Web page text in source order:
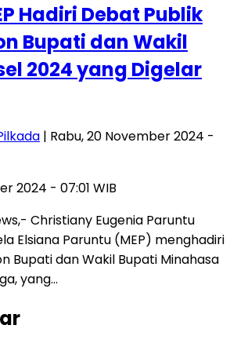
Hadiri Debat Publik
Bupati dan Wakil
2024 yang Digelar
| Rabu, 20 November 2024 -
2024 - 07:01 WIB
Christiany Eugenia Paruntu
Elsiana Paruntu (MEP) menghadiri
Bupati dan Wakil Bupati Minahasa
yang…